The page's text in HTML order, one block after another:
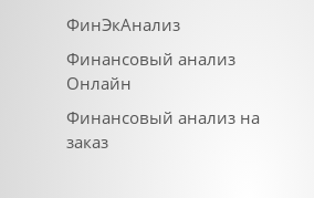
ФинЭкАнализ
Финансовый анализ
Онлайн
Финансовый анализ на
заказ